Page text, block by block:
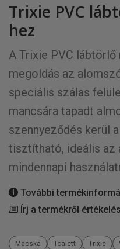
Trixie PVC
hez
A Trixie PVC
megoldás az
speciális szálas
mancsára tapadt
szennyeződés kerül
tisztítható, ideális az
mindennapi
További
Írj a termékről
Macska Toalett Trixie